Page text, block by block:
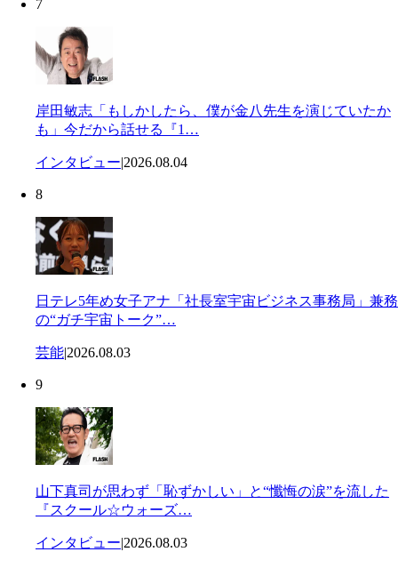
7
岸田敏志「もしかしたら、僕が金八先生を演じていたか
も」今だから話せる『1…
インタビュー|2026.08.04
8
日テレ5年め女子アナ「社長室宇宙ビジネス事務局」兼務
の“ガチ宇宙トーク”…
芸能|2026.08.03
9
山下真司が思わず「恥ずかしい」と“懺悔の涙”を流した
『スクール☆ウォーズ…
インタビュー|2026.08.03